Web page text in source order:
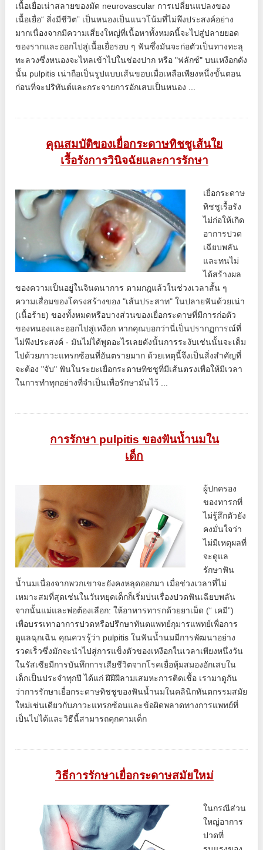
เนื้อเยื่อเน่าสลายของมัด neurovascular การเปลี่ยนแปลงของ
เนื้อเยื่อ“ สิ่งมีชีวิต” เป็นหนองเป็นแนวโน้มที่ไม่พึงประสงค์อย่าง
มากเนื่องจากมีความเสี่ยงใหญ่ที่เนื้อหาทั้งหมดนี้จะไปสู่ปลายยอด
ของรากและออกไปสู่เนื้อเยื่อรอบ ๆ ฟันซึ่งมันจะก่อตัวเป็นทางทะลุ
ทะลวงซึ่งหนองจะไหลเข้าไปในช่องปาก หรือ "ฟลักซ์" บนเหงือกดัง
นั้น pulpitis เน่าถือเป็นรูปแบบเส้นขอบเมื่อเหลือเพียงหนึ่งขั้นตอน
ก่อนที่จะปริทันต์และกระจายการอักเสบเป็นหนอง ...
คุณสมบัติของเยื่อกระดาษทิชชูเส้นใย
เรื้อรังการวินิจฉัยและการรักษา
เยื่อกระดาษ
ทิชชูเรื้อรัง
ไม่ก่อให้เกิด
อาการปวด
เฉียบพลัน
และทนไม่
ได้สร้างผล
ของความเป็นอยู่ในจินตนาการ ตามกฎแล้วในช่วงเวลาสั้น ๆ
ความเสื่อมของโครงสร้างของ "เส้นประสาท" ในปลายฟันด้วยเน่า
(เนื้อร้าย) ของทั้งหมดหรือบางส่วนของเยื่อกระดาษที่มีการก่อตัว
ของหนองและออกไปสู่เหงือก หากคุณบอกว่านี่เป็นปรากฏการณ์ที่
ไม่พึงประสงค์ - มันไม่ได้พูดอะไรเลยดังนั้นการระงับเช่นนั้นจะเต็ม
ไปด้วยภาวะแทรกซ้อนที่อันตรายมาก ด้วยเหตุนี้จึงเป็นสิ่งสำคัญที่
จะต้อง "จับ" ฟันในระยะเยื่อกระดาษทิชชูที่มีเส้นตรงเพื่อให้มีเวลา
ในการทำทุกอย่างที่จำเป็นเพื่อรักษามันไว้ ...
การรักษา pulpitis ของฟันน้ำนมใน
เด็ก
ผู้ปกครอง
ของทารกที่
ไม่รู้สึกตัวยัง
คงมั่นใจว่า
ไม่มีเหตุผลที่
จะดูแล
รักษาฟัน
น้ำนมเนื่องจากพวกเขาจะยังคงหลุดออกมา เมื่อช่วงเวลาที่ไม่
เหมาะสมที่สุดเช่นในวันหยุดเด็กก็เริ่มบ่นเรื่องปวดฟันเฉียบพลัน
จากนั้นแม่และพ่อต้องเลือก: ให้อาหารทารกด้วยยาเม็ด (“ เคมี”)
เพื่อบรรเทาอาการปวดหรือปรึกษาทันตแพทย์กุมารแพทย์เพื่อการ
ดูแลฉุกเฉิน คุณควรรู้ว่า pulpitis ในฟันน้ำนมมีการพัฒนาอย่าง
รวดเร็วซึ่งมักจะนำไปสู่การแข็งตัวของเหงือกในเวลาเพียงหนึ่งวัน
ในรัสเซียมีการบันทึกการเสียชีวิตจากโรคเยื่อหุ้มสมองอักเสบใน
เด็กเป็นประจำทุกปี ได้แก่ ฝีฝีฝีลามเสมหะการติดเชื้อ เรามาดูกัน
ว่าการรักษาเยื่อกระดาษทิชชูของฟันน้ำนมในคลินิกทันตกรรมสมัย
ใหม่เช่นเดียวกับภาวะแทรกซ้อนและข้อผิดพลาดทางการแพทย์ที่
เป็นไปได้และวิธีนี้สามารถคุกคามเด็ก
วิธีการรักษาเยื่อกระดาษสมัยใหม่
ในกรณีส่วน
ใหญ่อาการ
ปวดที่